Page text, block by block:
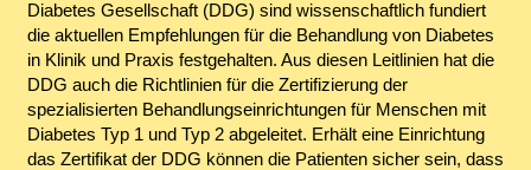
Diabetes Gesellschaft (DDG) sind wissenschaftlich fundiert
die aktuellen Empfehlungen für die Behandlung von Diabetes
in Klinik und Praxis festgehalten. Aus diesen Leitlinien hat die
DDG auch die Richtlinien für die Zertifizierung der
spezialisierten Behandlungseinrichtungen für Menschen mit
Diabetes Typ 1 und Typ 2 abgeleitet. Erhält eine Einrichtung
das Zertifikat der DDG können die Patienten sicher sein, dass